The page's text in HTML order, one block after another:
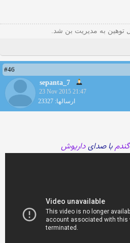
توهین به مدیریت بن شد.
#46
sepanta_7
23 Nov 2015 21:47
ارسالها: 23327
با صدایداریوش